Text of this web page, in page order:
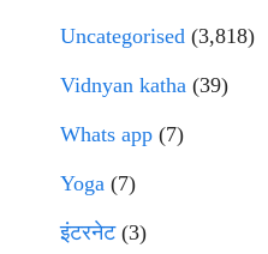
Uncategorised (3,818)
Vidnyan katha (39)
Whats app (7)
Yoga (7)
इंटरनेट(3)